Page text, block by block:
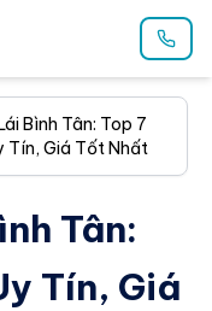
Bình Tân: Top 7
Tín, Giá Tốt Nhất
Tân:
Tín, Giá